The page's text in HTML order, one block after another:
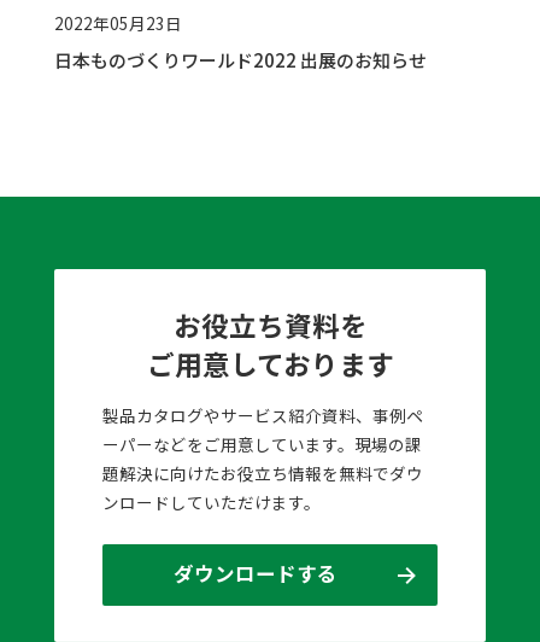
2022年05月23日
日本ものづくりワールド2022 出展のお知らせ
お役立ち資料を
ご用意しております
製品カタログやサービス紹介資料、事例ペ
ーパーなどをご用意しています。現場の課
題解決に向けたお役立ち情報を無料でダウ
ンロードしていただけます。
ダウンロードする